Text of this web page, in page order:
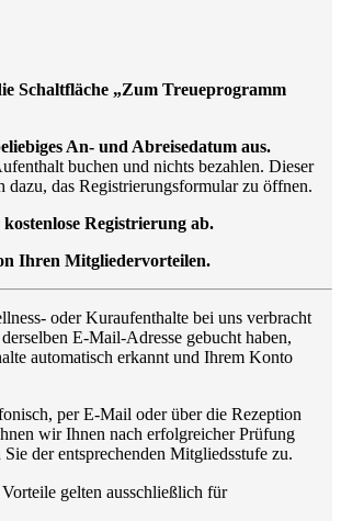
Schaltfläche „Zum Treueprogramm
An- und Abreisedatum aus.
buchen und nichts bezahlen. Dieser
dazu, das Registrierungsformular zu öffnen.
kostenlose Registrierung ab.
Ihren Mitgliedervorteilen.
oder Kuraufenthalte bei uns verbracht
E-Mail-Adresse gebucht haben,
automatisch erkannt und Ihrem Konto
per E-Mail oder über die Rezeption
wir Ihnen nach erfolgreicher Prüfung
der entsprechenden Mitgliedsstufe zu.
gelten ausschließlich für